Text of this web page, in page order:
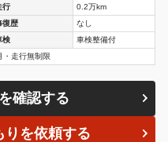
行
0.2万km
復歴
なし
検
車検整備付
・走行無制限
確認する
りを依頼する